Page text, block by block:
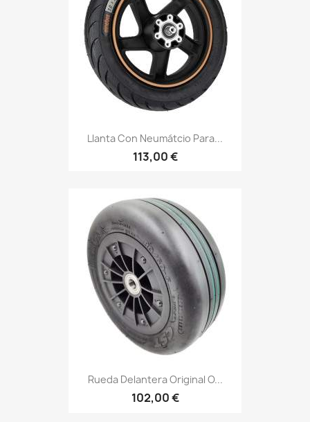
Llanta Con Neumátcio Para...
113,00 €
Rueda Delantera Original O...
102,00 €